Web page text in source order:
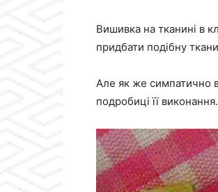
Вишивка на тканині в
придбати подібну
Але як же симпатично
подробиці її виконання.